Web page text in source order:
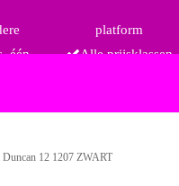
één
platform
Alle prijsklassen
Duncan 12 1207 ZWART